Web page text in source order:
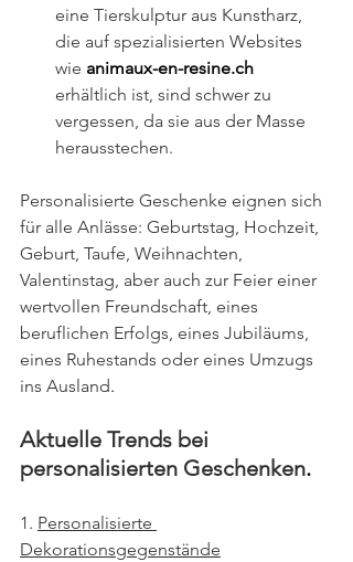
eine Tierskulptur aus Kunstharz,
die auf spezialisierten Websites
wie animaux-en-resine.ch
erhältlich ist, sind schwer zu
vergessen, da sie aus der Masse
herausstechen.
Personalisierte Geschenke eignen sich
für alle Anlässe: Geburtstag, Hochzeit,
Geburt, Taufe, Weihnachten,
Valentinstag, aber auch zur Feier einer
wertvollen Freundschaft, eines
beruflichen Erfolgs, eines Jubiläums,
eines Ruhestands oder eines Umzugs
ins Ausland.
Aktuelle Trends bei
personalisierten Geschenken.
1. Personalisierte
Dekorationsgegenstände